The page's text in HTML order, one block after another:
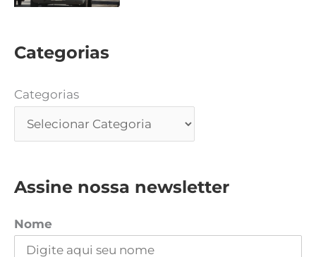
Categorias
Categorias
Assine nossa newsletter
Nome